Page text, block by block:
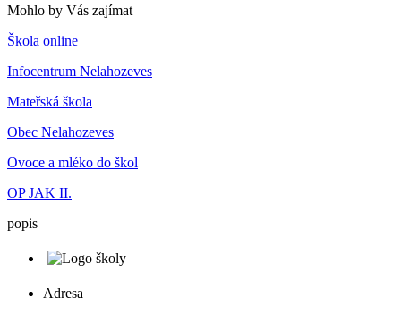
Mohlo by Vás zajímat
Škola online
Infocentrum Nelahozeves
Mateřská škola
Obec Nelahozeves
Ovoce a mléko do škol
OP JAK II.
popis
Adresa